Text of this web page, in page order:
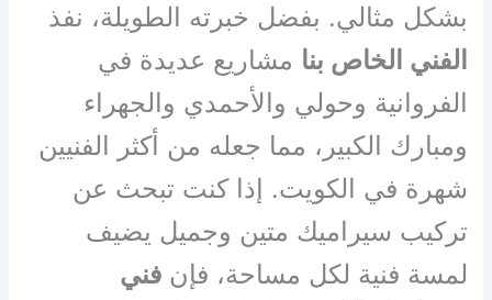
بشكل مثالي. بفضل خبرته الطويلة، نفذ
الفني الخاص بنا مشاريع عديدة في
الفروانية وحولي والأحمدي والجهراء
ومبارك الكبير، مما جعله من أكثر الفنيين
شهرة في الكويت. إذا كنت تبحث عن
تركيب سيراميك متين وجميل يضيف
لمسة فنية لكل مساحة، فإنفني